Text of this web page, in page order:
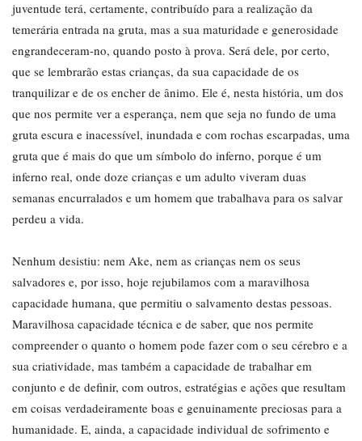
juventude terá, certamente, contribuído para a realização da
temerária entrada na gruta, mas a sua maturidade e generosidade
engrandeceram-no, quando posto à prova. Será dele, por certo,
que se lembrarão estas crianças, da sua capacidade de os
tranquilizar e de os encher de ânimo. Ele é, nesta história, um dos
que nos permite ver a esperança, nem que seja no fundo de uma
gruta escura e inacessível, inundada e com rochas escarpadas, uma
gruta que é mais do que um símbolo do inferno, porque é um
inferno real, onde doze crianças e um adulto viveram duas
semanas encurralados e um homem que trabalhava para os salvar
perdeu a vida.
Nenhum desistiu: nem Ake, nem as crianças nem os seus
salvadores e, por isso, hoje rejubilamos com a maravilhosa
capacidade humana, que permitiu o salvamento destas pessoas.
Maravilhosa capacidade técnica e de saber, que nos permite
compreender o quanto o homem pode fazer com o seu cérebro e a
sua criatividade, mas também a capacidade de trabalhar em
conjunto e de definir, com outros, estratégias e ações que resultam
em coisas verdadeiramente boas e genuinamente preciosas para a
humanidade. E, ainda, a capacidade individual de sofrimento e